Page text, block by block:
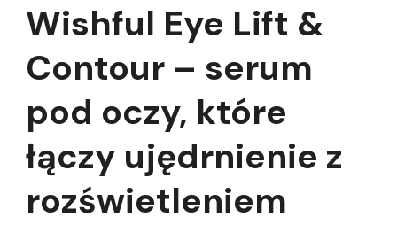
Wishful Eye Lift &
Contour – serum
pod oczy, które
łączy ujędrnienie z
rozświetleniem